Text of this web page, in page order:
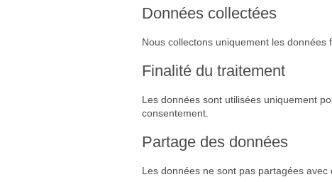
Données collectées
Nous collectons uniquement les
Finalité du traitement
Les données sont utilisées uniquement
consentement.
Partage des données
Les données ne sont pas partagées avec